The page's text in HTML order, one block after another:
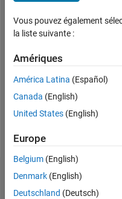
Message
A
student
Yildiz
University,
doing
searches.
Afficher
plus
Recommandations
Vous pouvez également
la liste suivante :
Amériques
América Latina (Español)
Canada (English)
United States (English)
Europe
Belgium (English)
Denmark (English)
Deutschland (Deutsch)